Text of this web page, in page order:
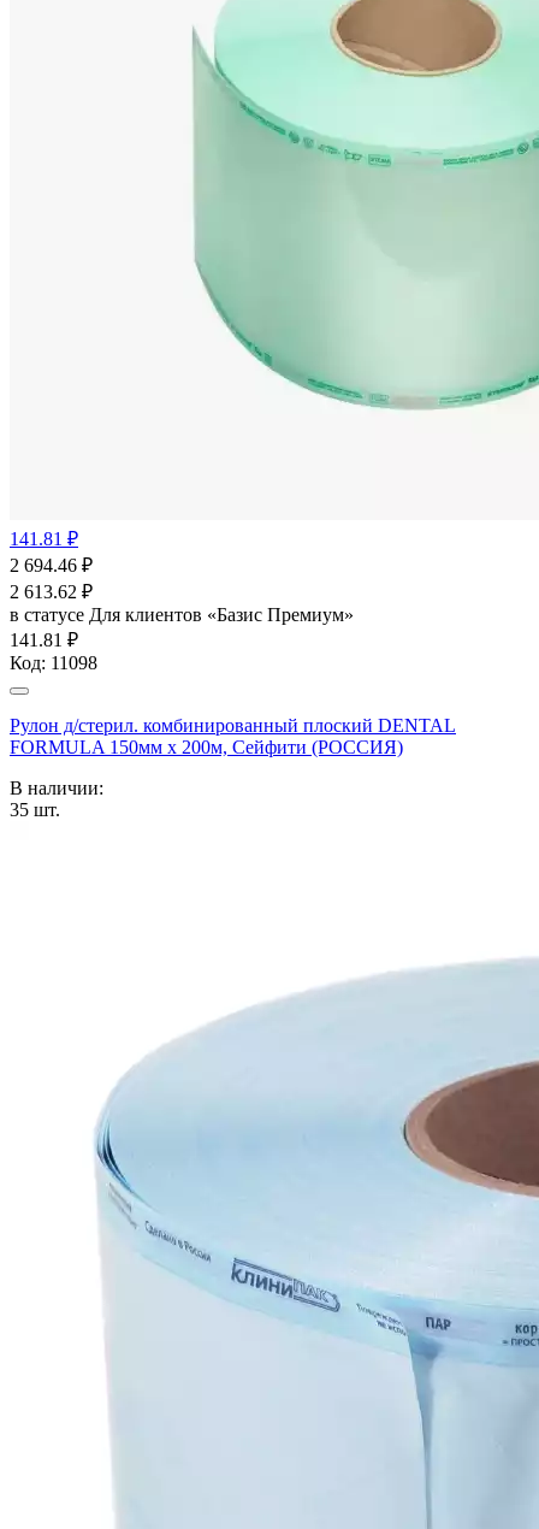
141.81 ₽
2 694.46 ₽
2 613.62 ₽
в статусе Для клиентов «Базис Премиум»
141.81 ₽
Код: 11098
Рулон д/стерил. комбинированный плоский DENTAL
FORMULA 150мм х 200м, Сейфити (РОССИЯ)
В наличии:
35 шт.